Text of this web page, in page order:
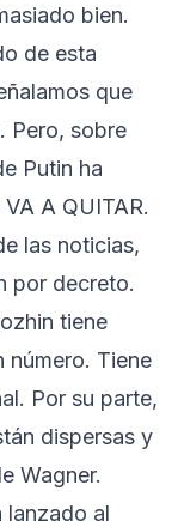
bien.
de esta
que
Pero, sobre
Putin ha
A QUITAR.
las noticias,
por decreto.
tiene
número. Tiene
Por su parte,
dispersas y
Wagner.
lanzado al